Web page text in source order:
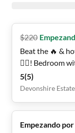
$220
Beat the 🔥 &
🏊‍♀️! Bedroom with private bath! Fully remodeled- 2
Fridges-2
5(5)
Devonshire
Empezando